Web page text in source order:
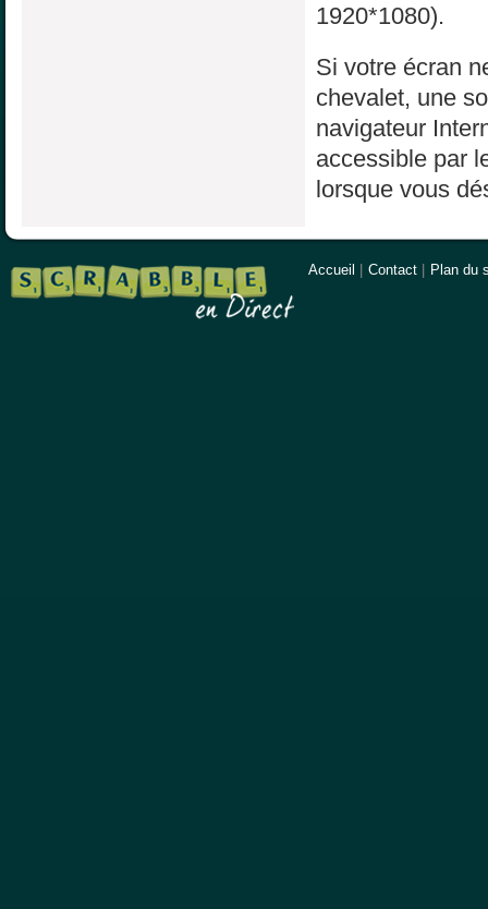
1920*1080).
Si votre écran
chevalet, une
navigateur
accessible par
lorsque vous
Accueil | Contact | Plan du